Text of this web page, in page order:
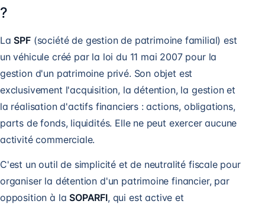
?
LaSPF(société de gestion de patrimoine familial) est
un véhicule créé par la loi du 11 mai 2007 pour la
gestion d'un patrimoine privé. Son objet est
exclusivement l'acquisition, la détention, la gestion et
la réalisation d'actifs financiers : actions, obligations,
parts de fonds, liquidités. Elle ne peut exercer aucune
activité commerciale.
C'est un outil de simplicité et de neutralité fiscale pour
organiser la détention d'un patrimoine financier, par
opposition à laSOPARFI, qui est active et